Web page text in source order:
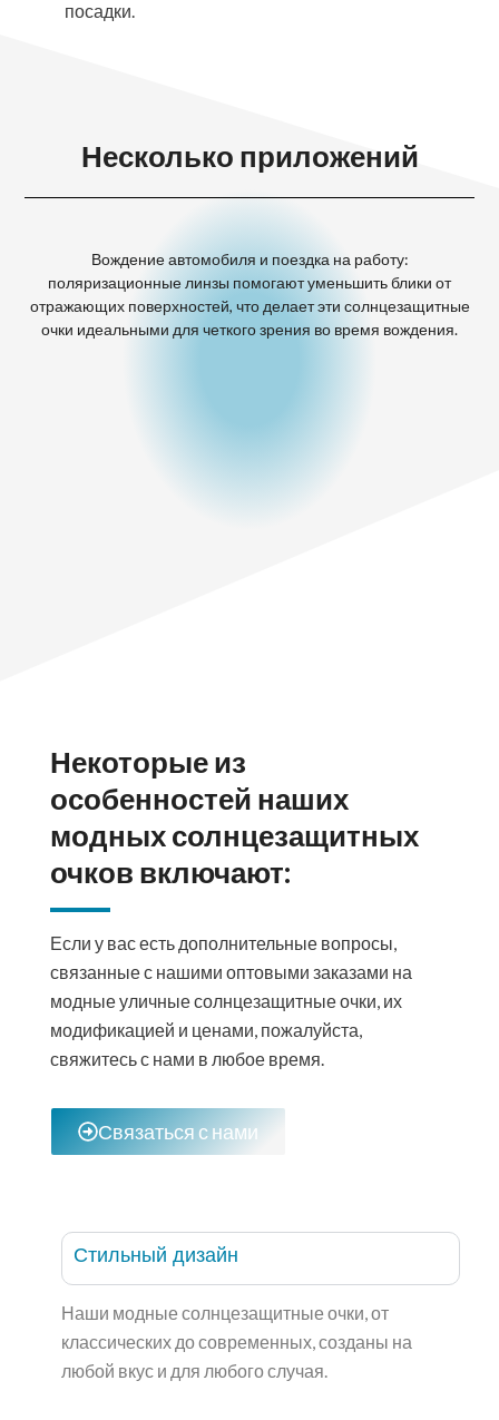
посадки.
Несколько приложений
Вождение автомобиля и поездка на работу:
поляризационные линзы помогают уменьшить блики от
отражающих поверхностей, что делает эти солнцезащитные
очки идеальными для четкого зрения во время вождения.
Некоторые из
особенностей наших
модных солнцезащитных
очков включают:
Если у вас есть дополнительные вопросы,
связанные с нашими оптовыми заказами на
модные уличные солнцезащитные очки, их
модификацией и ценами, пожалуйста,
свяжитесь с нами в любое время.
Связаться с нами
Стильный дизайн
Наши модные солнцезащитные очки, от
классических до современных, созданы на
любой вкус и для любого случая.